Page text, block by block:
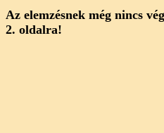
Az elemzésnek még nincs
2. oldalra!